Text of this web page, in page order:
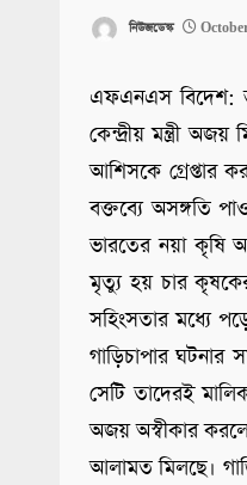
নিউজডেস্ক
এফএনএস বিদেশ:
কেন্দ্রীয় মন্ত্রী
আশিসকে গ্রেপ্তার
বক্তব্যে অসঙ্গতি
ভারতের নয়া কৃষি
মৃত্যু হয় চার
সহিংসতার মধ্যে
গাড়িচাপার ঘটনার
সেটি তাদেরই
অজয় অস্বীকার
আলামত মিলছে।